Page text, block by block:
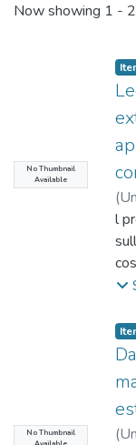
Now showing 1 -
No Thumbnail
Available
(
l
No Thumbnail
(